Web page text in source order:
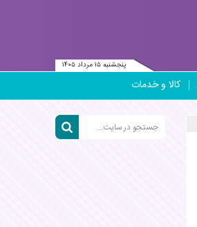
پنجشنبه ۱۵ مرداد ۱۴۰۵
کالا و خدمات